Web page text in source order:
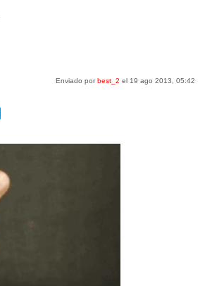
Enviado por best_2 el 19 ago 2013, 05:42